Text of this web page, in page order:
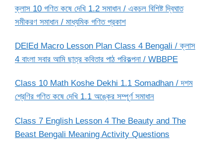
ক্লাস 10 গণিত কষে দেখি 1.2 সমাধান / একচল বিশিষ্ট দ্বিঘাত
সমীকরণ সমাধান / মাধ্যমিক গণিত প্রকাশ
DElEd Macro Lesson Plan Class 4 Bengali / ক্লাস
4 বাংলা সবার আমি ছাত্র কবিতার পাঠ পরিকল্পনা / WBBPE
Class 10 Math Koshe Dekhi 1.1 Somadhan / দশম
শ্রেণির গণিত কষে দেখি 1.1 অঙ্কের সম্পূর্ণ সমাধান
Class 7 English Lesson 4 The Beauty and The
Beast Bengali Meaning Activity Questions